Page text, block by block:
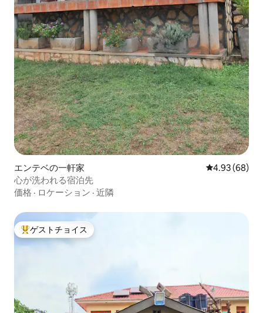
エンテベの一軒家 レビュー68
4.93 (68)
心が洗われる宿泊先
価格 · ロケーション · 近隣
大好評のゲストチョイスです。
ゲストチョイス